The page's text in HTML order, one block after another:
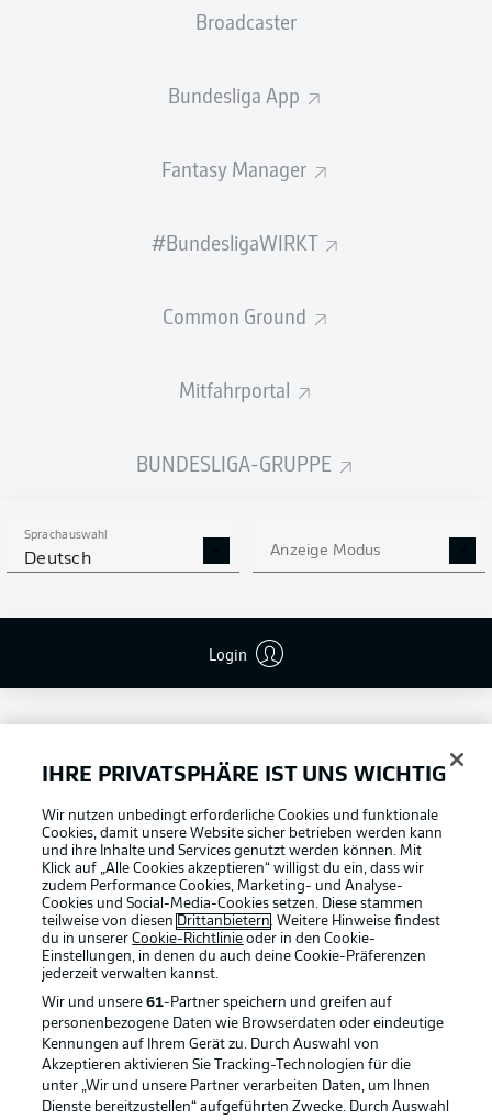
Broadcaster
Bundesliga App
Fantasy Manager
#BundesligaWIRKT
Common Ground
Mitfahrportal
BUNDESLIGA-GRUPPE
Sprachauswahl
Deutsch Anzeige Modus
Login
Hier gibt es bald alle Infos zum Duell VfL Osnabrück
Football as it's meant to be
BUNDESLIGA APP
Offizielle Partner
IHRE PRIVATSPHÄRE IST UNS WICHTIG
Wir nutzen unbedingt erforderliche Cookies und funktionale
Cookies, damit unsere Website sicher betrieben werden kann
und ihre Inhalte und Services genutzt werden können. Mit
Klick auf „Alle Cookies akzeptieren“ willigst du ein, dass wir
zudem Performance Cookies, Marketing- und Analyse-
Cookies und Social-Media-Cookies setzen. Diese stammen
teilweise von diesen Drittanbietern. Weitere Hinweise findest
du in unsererCookie-Richtlinie oder in den Cookie-
Einstellungen, in denen du auch deine Cookie-Präferenzen
jederzeit verwalten kannst.
Wir und unsere61-Partner speichern und greifen auf
personenbezogene Daten wie Browserdaten oder eindeutige
Kennungen auf Ihrem Gerät zu. Durch Auswahl von
Akzeptieren aktivieren Sie Tracking-Technologien für die
unter „Wir und unsere Partner verarbeiten Daten, um Ihnen
Dienste bereitzustellen“ aufgeführten Zwecke. Durch Auswahl